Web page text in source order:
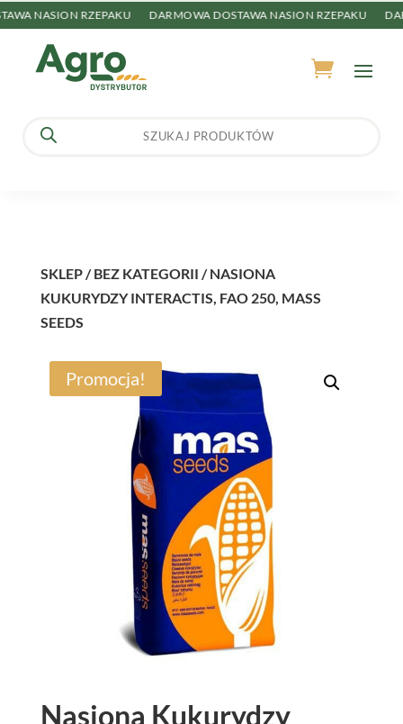
NASION RZEPAKU DARMOWA DOSTAWA NASION RZEPAKU
Wyszukiwarka
produktów
SKLEP/BEZ KATEGORII / NASIONA
KUKURYDZY INTERACTIS, FAO 250, MASS
SEEDS
Promocja!
Nasiona Kukurydzy